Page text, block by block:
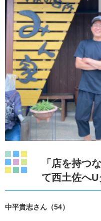
「店を持つ
て西土佐へU
中平貴志さん（54）​​